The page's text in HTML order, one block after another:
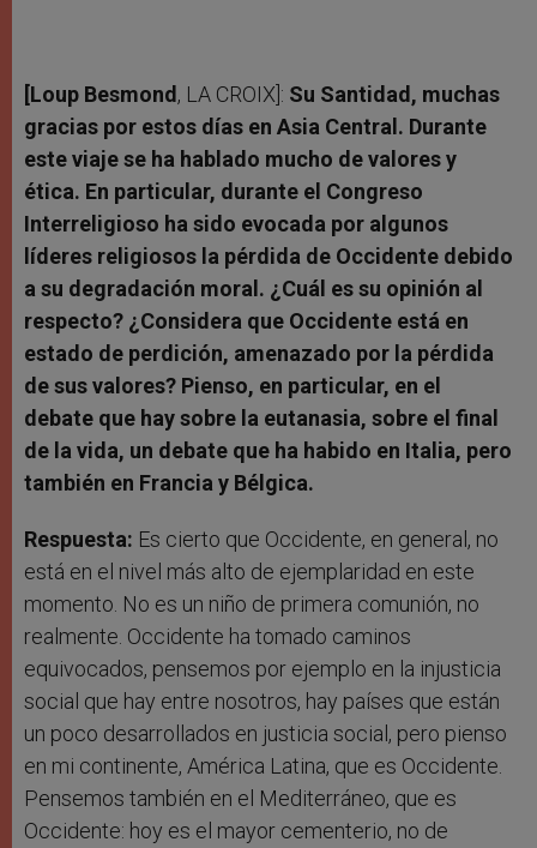
[Loup Besmond, LA CROIX]: Su Santidad, muchas
gracias por estos días en Asia Central. Durante
este viaje se ha hablado mucho de valores y
ética. En particular, durante el Congreso
Interreligioso ha sido evocada por algunos
líderes religiosos la pérdida de Occidente debido
a su degradación moral. ¿Cuál es su opinión al
respecto? ¿Considera que Occidente está en
estado de perdición, amenazado por la pérdida
de sus valores? Pienso, en particular, en el
debate que hay sobre la eutanasia, sobre el final
de la vida, un debate que ha habido en Italia, pero
también en Francia y Bélgica.
Respuesta: Es cierto que Occidente, en general, no
está en el nivel más alto de ejemplaridad en este
momento. No es un niño de primera comunión, no
realmente. Occidente ha tomado caminos
equivocados, pensemos por ejemplo en la injusticia
social que hay entre nosotros, hay países que están
un poco desarrollados en justicia social, pero pienso
en mi continente, América Latina, que es Occidente.
Pensemos también en el Mediterráneo, que es
Occidente: hoy es el mayor cementerio, no de